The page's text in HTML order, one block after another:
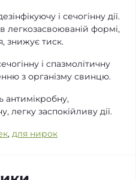
і сечогінну дії.
в легкозасвоюваній формі,
знижує тиск.
і спазмолітичну
з організму свинцю.
антимікробну,
легку заспокійливу дії.
, для нирок